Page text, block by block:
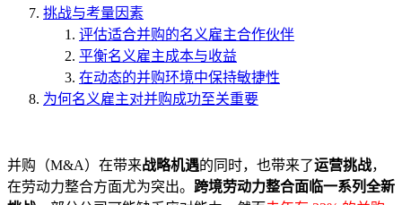
挑战与考量因素
评估适合并购的名义雇主合作伙伴
平衡名义雇主成本与收益
在动态的并购环境中保持敏捷性
为何名义雇主对并购成功至关重要
并购（M&A）在带来战略机遇的同时，也带来了运营挑战，
在劳动力整合方面尤为突出。 跨境劳动力整合面临一系列全新